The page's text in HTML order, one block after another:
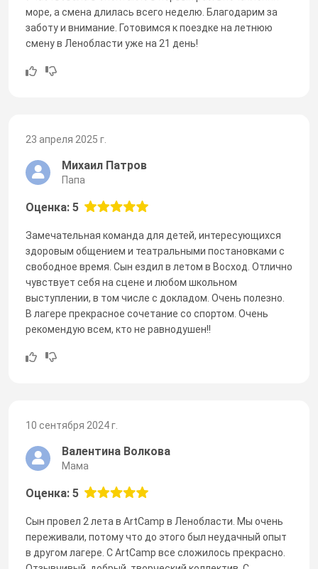
море, а смена длилась всего неделю. Благодарим за
заботу и внимание. Готовимся к поездке на летнюю
смену в Ленобласти уже на 21 день!
23 апреля 2025 г.
Михаил Патров
Папа
Оценка: 5
Замечательная команда для детей, интересующихся
здоровым общением и театральными постановками с
свободное время. Сын ездил в летом в Восход. Отлично
чувствует себя на сцене и любом школьном
выступлении, в том числе с докладом. Очень полезно.
В лагере прекрасное сочетание со спортом. Очень
рекомендую всем, кто не равнодушен!!
10 сентября 2024 г.
Валентина Волкова
Мама
Оценка: 5
Сын провел 2 лета в ArtCamp в Ленобласти. Мы очень
переживали, потому что до этого был неудачный опыт
в другом лагере. С ArtCamp все сложилось прекрасно.